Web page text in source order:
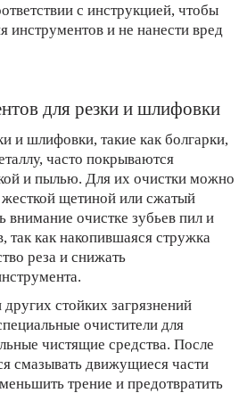
с инструкцией, чтобы
инструментов и не нанести вред
для резки и шлифовки
и шлифовки, такие как болгарки,
часто покрываются
и пылью. Для их очистки можно
жесткой щетиной или сжатый
внимание очистке зубьев пил и
так как накопившаяся стружка
реза и снижать
стойких загрязнений
очистители для
чистящие средства. После
смазывать движущиеся части
трение и предотвратить